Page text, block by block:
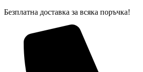
Skip
Безплатна доставка за всяка поръчка!